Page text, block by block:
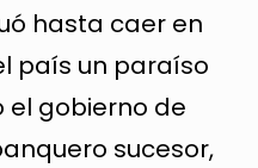
hasta caer en
país un paraíso
el gobierno de
sucesor,